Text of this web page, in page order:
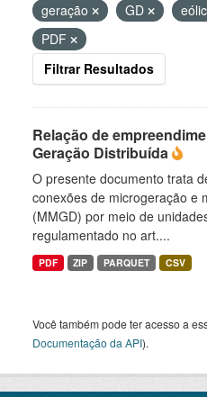
geração
GD
PDF
Filtrar Resultados
Relação de
Geração Distribuída
O presente documento trata
conexões de microgeração e
(MMGD) por meio de
regulamentado no art....
PDF ZIP PARQUET CSV
Você também pode ter acesso a
Documentação da API).